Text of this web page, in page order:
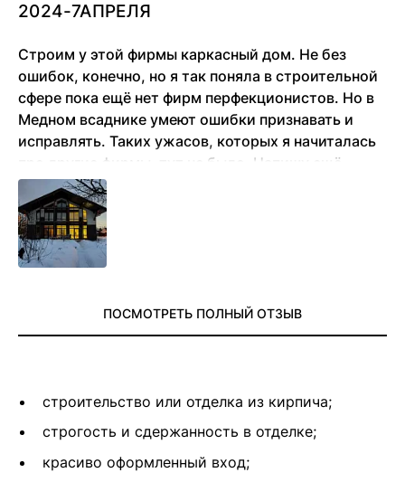
2024-7АПРЕЛЯ
Строим у этой фирмы каркасный дом. Не без
ошибок, конечно, но я так поняла в строительной
сфере пока ещё нет фирм перфекционистов. Но в
Медном всаднике умеют ошибки признавать и
исправлять. Таких ужасов, которых я начиталась
про другие фирмы, тут не было. Напишу ещё
позже отзыв, когда несколько лет в доме
проживём
ПОСМОТРЕТЬ ПОЛНЫЙ ОТЗЫВ
строительство или отделка из кирпича;
строгость и сдержанность в отделке;
красиво оформленный вход;